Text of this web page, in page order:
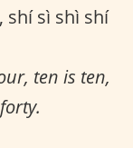
shí sì shì shí
ten is ten,